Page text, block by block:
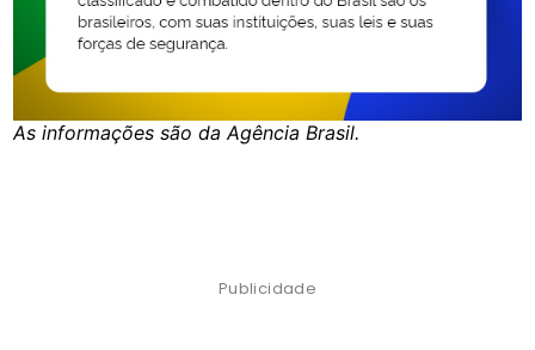
As informações são da Agência Brasil.
Publicidade